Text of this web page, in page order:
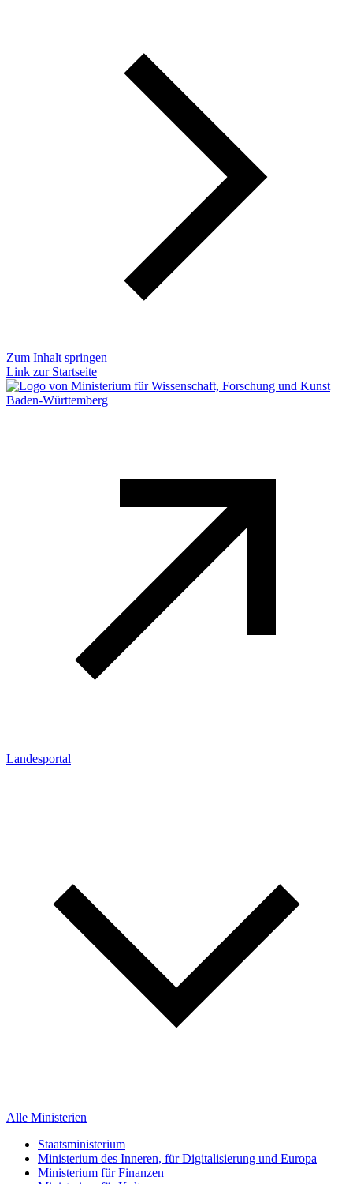
Zum Inhalt springen
Link zur Startseite
Landesportal
Alle Ministerien
Staatsministerium
Ministerium des Inneren, für Digitalisierung und Europa
Ministerium für Finanzen